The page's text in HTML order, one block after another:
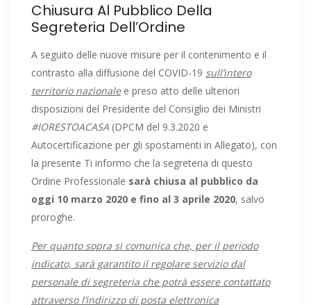
Chiusura Al Pubblico Della
Segreteria Dell’Ordine
A seguito delle nuove misure per il contenimento e il
contrasto alla diffusione del COVID-19 sull’intero
territorio nazionalee preso atto delle ulteriori
disposizioni del Presidente del Consiglio dei Ministri
#IORESTOACASA (DPCM del 9.3.2020 e
Autocertificazione per gli spostamenti in Allegato), con
la presente Ti informo che la segreteria di questo
Ordine Professionale sarà chiusa al pubblico da
oggi 10 marzo 2020 e fino al 3 aprile 2020, salvo
proroghe.
Per quanto sopra si comunica che, per il periodo
indicato, sarà garantito il regolare servizio dal
personale di segreteria che potrà essere contattato
attraverso l’indirizzo di posta elettronica